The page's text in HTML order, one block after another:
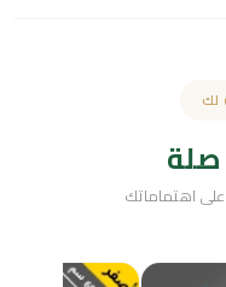
لك
على اهتماماتك